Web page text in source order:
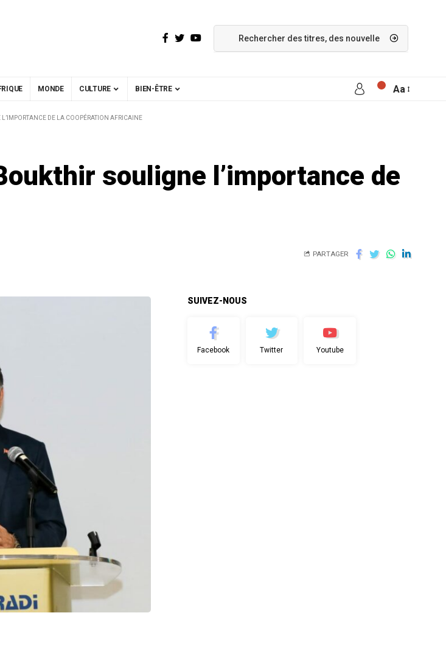
MONDE CULTURE BIEN-ÊTRE Aa
DE LA COOPÉRATION AFRICAINE
souligne l’importance de
PARTAGER
SUIVEZ-NOUS
Facebook Twitter Youtube